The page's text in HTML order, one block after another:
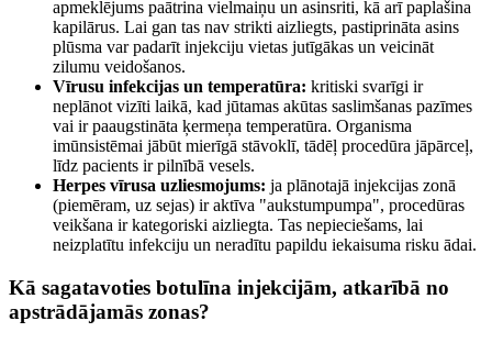
apmeklējums paātrina vielmaiņu un asinsriti, kā arī paplašina
kapilārus. Lai gan tas nav strikti aizliegts, pastiprināta asins
plūsma var padarīt injekciju vietas jutīgākas un veicināt
zilumu veidošanos.
Vīrusu infekcijas un temperatūra: kritiski svarīgi ir
neplānot vizīti laikā, kad jūtamas akūtas saslimšanas pazīmes
vai ir paaugstināta ķermeņa temperatūra. Organisma
imūnsistēmai jābūt mierīgā stāvoklī, tādēļ procedūra jāpārceļ,
līdz pacients ir pilnībā vesels.
Herpes vīrusa uzliesmojums: ja plānotajā injekcijas zonā
(piemēram, uz sejas) ir aktīva "aukstumpumpa", procedūras
veikšana ir kategoriski aizliegta. Tas nepieciešams, lai
neizplatītu infekciju un neradītu papildu iekaisuma risku ādai.
Kā sagatavoties botulīna injekcijām, atkarībā no
apstrādājamās zonas?